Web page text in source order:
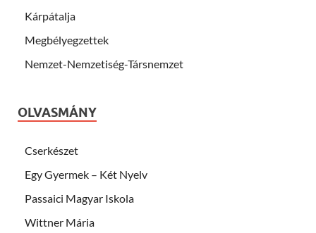
Kárpátalja
Megbélyegzettek
Nemzet-Nemzetiség-Társnemzet
OLVASMÁNY
Cserkészet
Egy Gyermek – Két Nyelv
Passaici Magyar Iskola
Wittner Mária